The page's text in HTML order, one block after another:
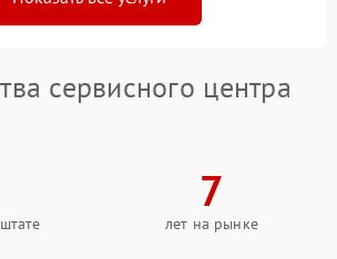
сервисного центра
7
лет на рынке